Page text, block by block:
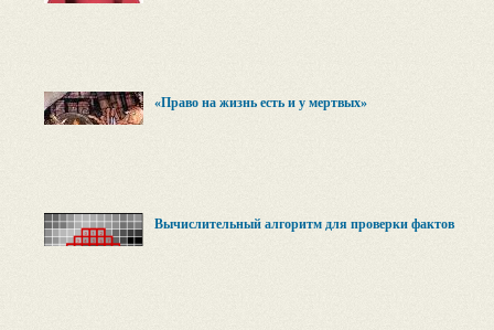
«Право на жизнь есть и у мертвых»
Вычислительный алгоритм для проверки фактов